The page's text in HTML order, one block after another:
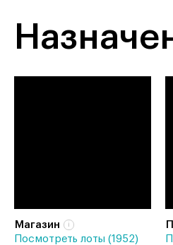
Магазин
Посмотреть лоты (1952)